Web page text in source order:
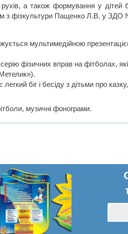
рухів, а також формування у дітей
з фізкультури Пащенко Л.В. у ЗДО
мультимедійною
фізичних вправ на фітболах,
біг і бесіду з дітьми про
музичні фонограми.